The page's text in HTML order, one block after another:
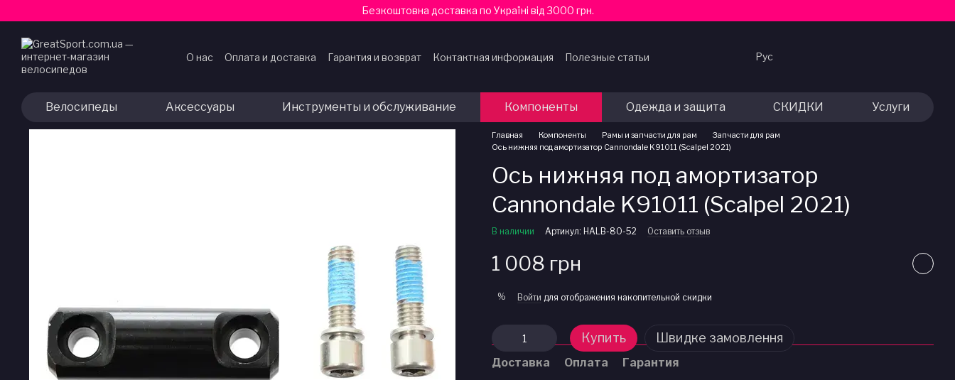
Безкоштовна доставка по Україні від 3000 грн.
О нас Оплата и доставка Гарантия и возврат Контактная информация
Полезные статьи
Рус
Велосипеды Аксессуары Инструменты и обслуживание Компоненты Одежда и защита СКИДКИ Услуги
Главная Компоненты Рамы и запчасти для рам
Запчасти для рам
Ось нижняя под амортизатор Cannondale K91011 (Scalpel 2021)
Ось нижняя под амортизатор
Cannondale K91011 (Scalpel 2021)
В наличии Артикул: HALB-80-52 Оставить отзыв
1 008 грн
% Войти для отображения накопительной скидки
Купить Швидке замовлення
Доставка Оплата Гарантия